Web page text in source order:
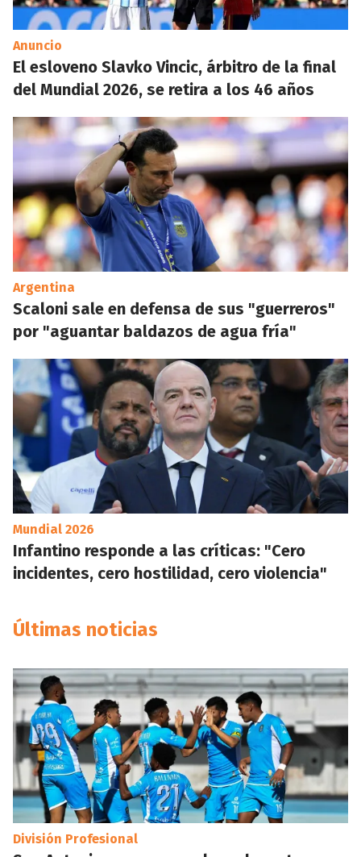
Anuncio
El esloveno Slavko Vincic, árbitro de la final
del Mundial 2026, se retira a los 46 años
Argentina
Scaloni sale en defensa de sus "guerreros"
por "aguantar baldazos de agua fría"
Mundial 2026
Infantino responde a las críticas: "Cero
incidentes, cero hostilidad, cero violencia"
Últimas noticias
División Profesional